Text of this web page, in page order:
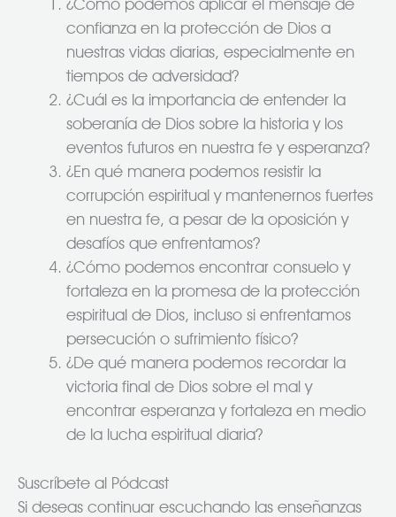
confianza en la protección de Dios a
nuestras vidas diarias, especialmente en
tiempos de adversidad?
¿Cuál es la importancia de entender la
soberanía de Dios sobre la historia y los
eventos futuros en nuestra fe y esperanza?
¿En qué manera podemos resistir la
corrupción espiritual y mantenernos fuertes
en nuestra fe, a pesar de la oposición y
desafíos que enfrentamos?
¿Cómo podemos encontrar consuelo y
fortaleza en la promesa de la protección
espiritual de Dios, incluso si enfrentamos
persecución o sufrimiento físico?
¿De qué manera podemos recordar la
victoria final de Dios sobre el mal y
encontrar esperanza y fortaleza en medio
de la lucha espiritual diaria?
Suscríbete al Pódcast
Si deseas continuar escuchando las enseñanzas